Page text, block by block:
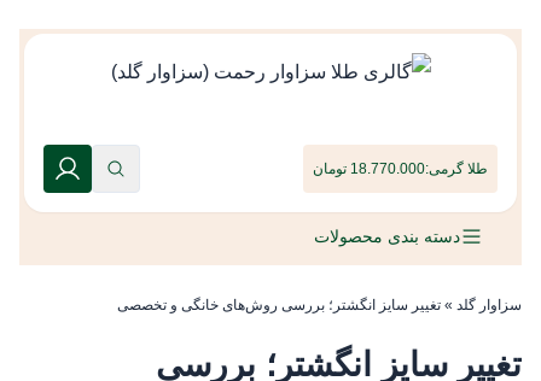
طلا گرمی:18.770.000 تومان
دسته بندی محصولات
سزاوار گلد » تغییر سایز انگشتر؛ بررسی روش‌های خانگی و تخصصی
تغییر سایز انگشتر؛ بررسی